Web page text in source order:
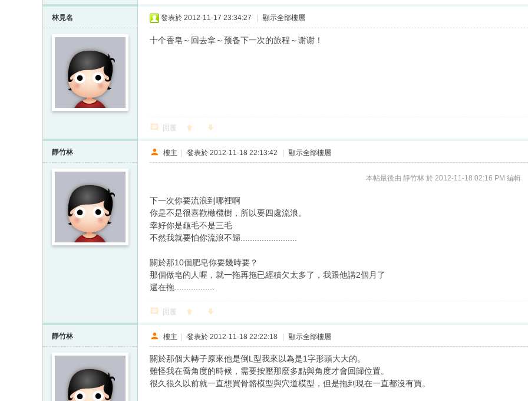
林見名 發表於 2012-11-17 23:34:27 顯示全部樓層
十个香皂～回去拿～预备下一次的旅程～谢谢！
回覆
靜竹林 樓主 | 發表於 2012-11-18 22:13:42 | 顯示全部樓層
本帖最後由 靜竹林 於 2012-11-18 02:16 PM 編輯
下一次你要流浪到哪裡啊
你是不是很喜歡橄欖樹，所以要四處流浪。
幸好你是龜毛不是三毛
不然我就要怕你流浪不歸........................
關於那10個肥皂你要幾時要？
那個做皂的人喔，就一拖再拖已經積欠太多了，我跟他講2個月了
還在拖.................
回覆
靜竹林 樓主 | 發表於 2012-11-18 22:22:18 | 顯示全部樓層
關於那個大轉子原來他是倒L型我來以為是1字形頭大大的。
難怪我在喬角度的時候，需要按壓那麼多點與角度才會回歸位置。
很久很久以前就一直想買骨骼模型與穴道模型，但是拖到現在一直都沒有買。